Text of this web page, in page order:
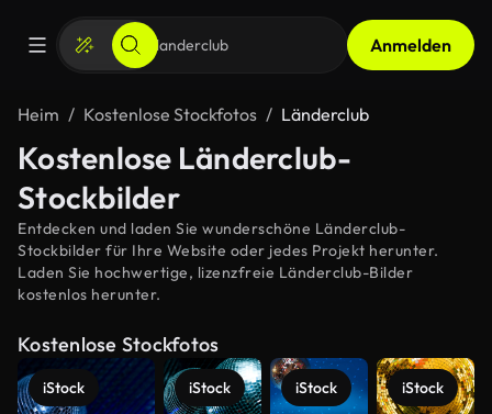
Anmelden
Heim Kostenlose Stockfotos Länderclub
Kostenlose Länderclub-
Stockbilder
Entdecken und laden Sie wunderschöne Länderclub-
Stockbilder für Ihre Website oder jedes Projekt herunter.
Laden Sie hochwertige, lizenzfreie Länderclub-Bilder
kostenlos herunter.
Kostenlose Stockfotos
iStock iStock iStock iStock